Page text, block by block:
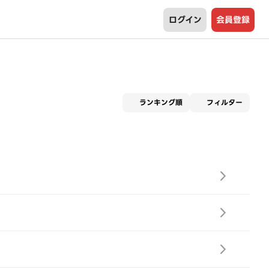
ログイン 会員登録
ランキング順 フィルター